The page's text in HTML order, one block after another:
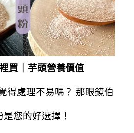
買｜芋頭營養價值
得處理不易嗎？ 那眼鏡伯
是您的好選擇！